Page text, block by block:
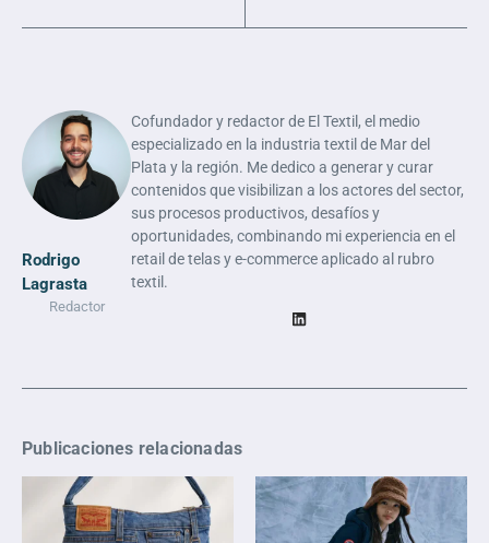
Rodrigo
Lagrasta
Redactor
Cofundador y redactor de El Textil, el medio
especializado en la industria textil de Mar del
Plata y la región. Me dedico a generar y curar
contenidos que visibilizan a los actores del sector,
sus procesos productivos, desafíos y
oportunidades, combinando mi experiencia en el
retail de telas y e-commerce aplicado al rubro
textil.
Publicaciones relacionadas